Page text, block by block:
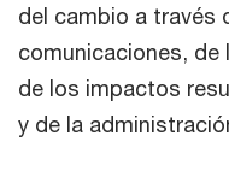
del cambio a través
comunicaciones, de
de los impactos
y de la